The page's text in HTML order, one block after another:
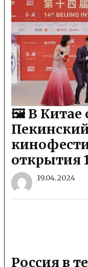
🖼 В Китае
открытия
19.04.2024
Россия в